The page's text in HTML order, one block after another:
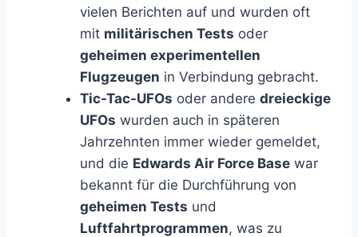
vielen Berichten auf und wurden oft
mit militärischen Tests oder
geheimen experimentellen
Flugzeugen in Verbindung gebracht.
Tic-Tac-UFOs oder andere dreieckige
UFOs wurden auch in späteren
Jahrzehnten immer wieder gemeldet,
und die Edwards Air Force Base war
bekannt für die Durchführung von
geheimen Tests und
Luftfahrtprogrammen, was zu